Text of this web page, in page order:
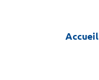
Accueil